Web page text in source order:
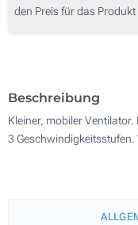
Ohne Werbedruck
50
den Preis für das
Beschreibung
Kleiner, mobiler
3